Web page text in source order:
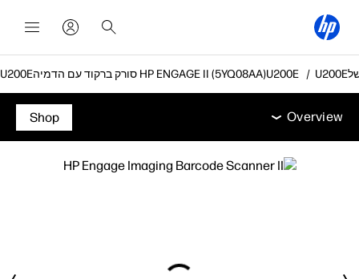
סורק ברקוד עם הדמיה HP ENGAGE II (5YQ08AA)
Overview מפרט טכני אביזרים
תמיכה
Overview
Overview
Shop